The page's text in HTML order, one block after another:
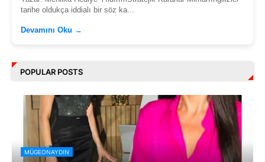
tarihe oldukça iddialı bir söz ka...
Devamını Oku →
POPULAR POSTS
MÜGEONAYDIN